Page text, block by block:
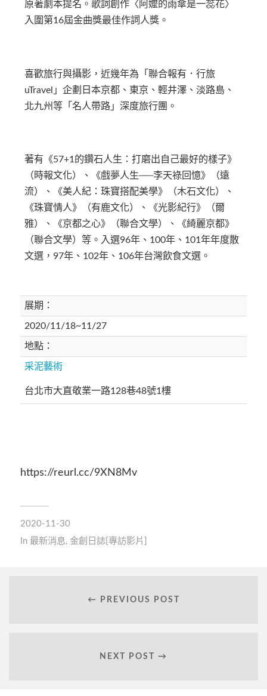
原著劇本提名。歌詞創作〈阿嬤的雨傘是一蕊花〉
入圍第16屆金曲獎最佳作詞人獎。
喜歡旅行與攝影，近幾年為「聯合報有．行旅
uTravel」企劃日本京都、東京、輕井澤、淡路島、
北九州等「名人帶路」深度旅行團。
著有《57+1的鑽石人生：打磨出自己最好的樣子》
（時報文化）、《戲夢人生──李天祿回憶》（遠
流）、《美人紀：珠寶搭配美學》（木石文化）、
《珠寶情人》（有鹿文化）、《光影紀行》（爾
雅）、《京都之心》（聯合文學）、《綺麗京都》
（聯合文學）等。入選96年、100年、101年年度散
文選，97年、102年、106年台灣飲食文選。
展期：
2020/11/18~11/27
地點：
采泥藝術
台北市大直敬業一路128巷48號1樓
https://reurl.cc/9XN8Mv
2020-11-30
In 最新消息, 金創日誌[專訪影片]
← PREVIOUS POST
NEXT POST →